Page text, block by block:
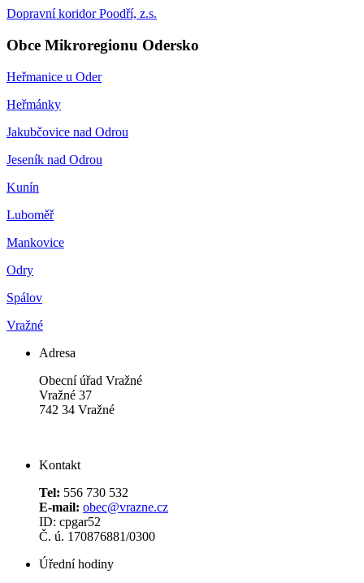
Dopravní koridor Poodří, z.s.
Obce Mikroregionu Odersko
Heřmanice u Oder
Heřmánky
Jakubčovice nad Odrou
Jeseník nad Odrou
Kunín
Luboměř
Mankovice
Odry
Spálov
Vražné
Adresa
Obecní úřad Vražné
Vražné 37
742 34 Vražné
Kontakt
Tel: 556 730 532
E-mail: obec@vrazne.cz
ID: cpgar52
Č. ú. 170876881/0300
Úřední hodiny